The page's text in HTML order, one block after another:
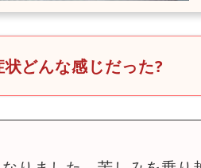
どんな感じだった?